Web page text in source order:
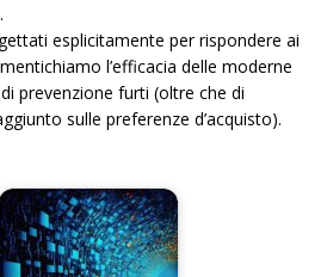
esplicitamente per rispondere ai
l’efficacia delle moderne
prevenzione furti (oltre che di
sulle preferenze d’acquisto).